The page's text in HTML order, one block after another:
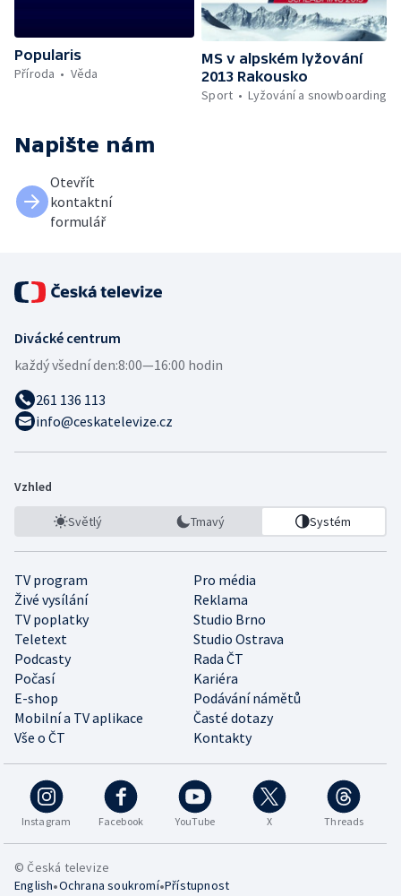
Popularis
Příroda
Věda
MS v alpském lyžování
2013 Rakousko
Sport
Lyžování a snowboarding
Napište nám
Otevřít
kontaktní
formulář
Divácké centrum
každý všední den:8:00—16:00 hodin
261 136 113
info@ceskatelevize.cz
Vzhled
Světlý Tmavý Systém
TV program
Pro média
Živé vysílání
Reklama
TV poplatky
Studio Brno
Teletext
Studio Ostrava
Podcasty
Rada ČT
Počasí
Kariéra
E-shop
Podávání námětů
Mobilní a TV aplikace
Časté dotazy
Vše o ČT
Kontakty
Instagram Facebook YouTube X Threads
© Česká televize
English•Ochrana soukromí•Přístupnost